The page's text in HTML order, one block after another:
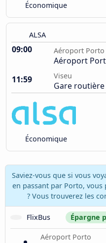
Économique
ALSA
09:00 Aéroport Porto
Aéroport
11:59
Viseu
Gare routière
Économique
Saviez-vous que si vous
en passant par Porto, vous
? Vous trouverez les
FlixBus Épargne
Aéroport Porto